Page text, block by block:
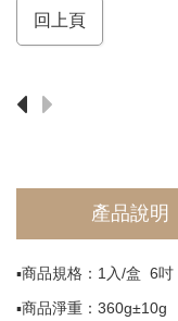
回上頁
產品說明
▪️商品規格：1入/盒 6吋
▪️商品淨重：360g±10g